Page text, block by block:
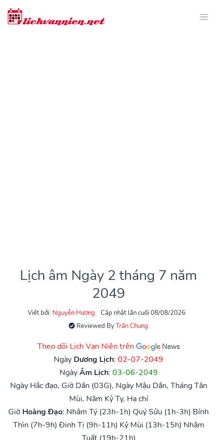
Lịch âm Ngày 2 tháng 7 năm
2049
Viết bởi: Nguyễn Hương
Cập nhật lần cuối 08/08/2026
Reviewed ByTrần Chung
Theo dõi Lịch Vạn Niên trên
Ngày Dương Lịch: 02-07-2049
NgàyÂm Lịch: 03-06-2049
Ngày Hắc đạo, Giờ Dần (03G), Ngày Mậu Dần, Tháng Tân
Mùi, Năm Kỷ Tỵ, Hạ chí
Giờ Hoàng Đạo: Nhâm Tý (23h-1h) Quý Sửu (1h-3h) Bính
Thìn (7h-9h) Đinh Tị (9h-11h) Kỷ Mùi (13h-15h) Nhâm